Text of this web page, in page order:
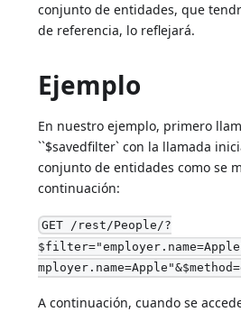
conjunto de entidades, que
de referencia, lo reflejará.
Ejemplo
En nuestro ejemplo, primero
``$savedfilter` con la llamada
conjunto de entidades como se
continuación:
GET /rest/People/?
A continuación, cuando se